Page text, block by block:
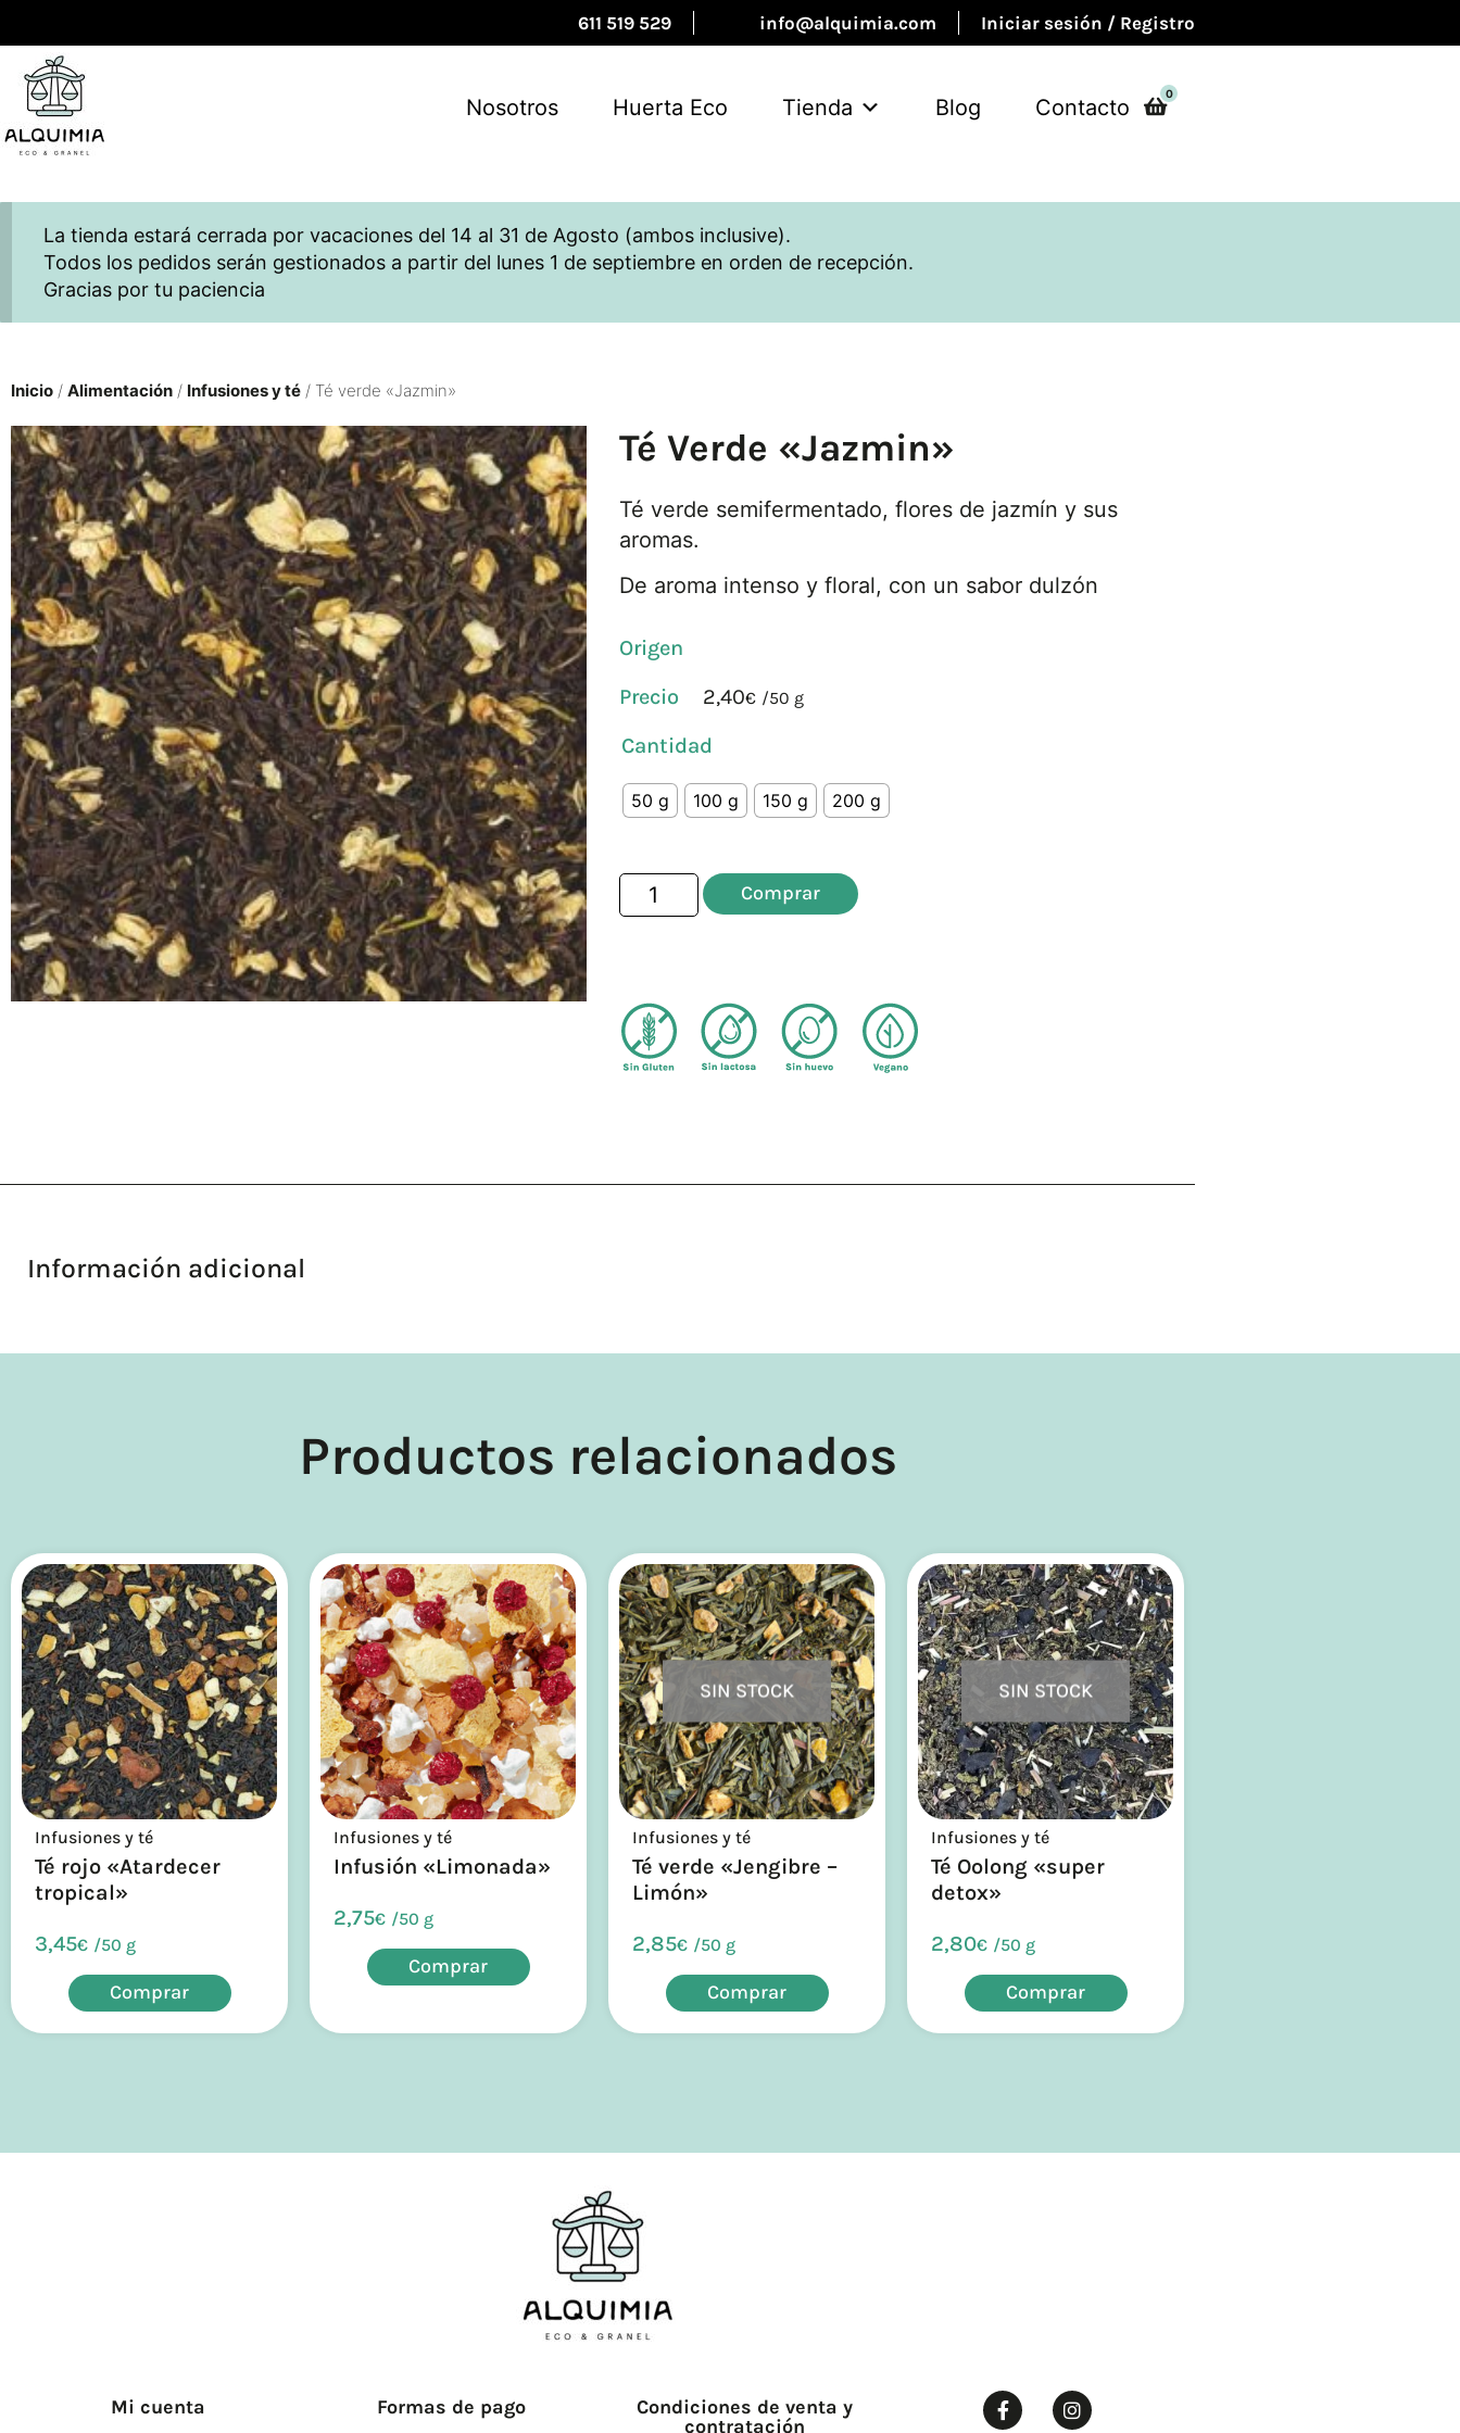
611 519 529 info@alquimia.com Iniciar sesión / Registro
Nosotros Huerta Eco Tienda Blog Contacto
0
La tienda estará cerrada por vacaciones del 14 al 31 de Agosto (ambos inclusive).
Todos los pedidos serán gestionados a partir del lunes 1 de septiembre en orden de recepción.
Gracias por tu paciencia
Inicio / Alimentación / Infusiones y té / Té verde «Jazmin»
Té Verde «Jazmin»
Té verde semifermentado, flores de jazmín y sus
aromas.
De aroma intenso y floral, con un sabor dulzón
Origen
2,40€ /50 g
Cantidad
50 g 100 g 150 g 200 g
Comprar
Información adicional
Productos relacionados
Infusiones y té
Té rojo «Atardecer
tropical»
3,45€ /50 g
Comprar
Infusiones y té
Infusión «Limonada»
2,75€ /50 g
Comprar
SIN STOCK
Infusiones y té
Té verde «Jengibre –
Limón»
2,85€ /50 g
Comprar
SIN STOCK
Infusiones y té
Té Oolong «super
detox»
2,80€ /50 g
Comprar
Mi cuenta Formas de pago
Condiciones de venta y
contratación